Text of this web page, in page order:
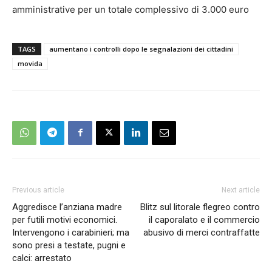
amministrative per un totale complessivo di 3.000 euro
TAGS
aumentano i controlli dopo le segnalazioni dei cittadini
movida
Previous article
Aggredisce l’anziana madre
per futili motivi economici.
Intervengono i carabinieri; ma
sono presi a testate, pugni e
calci: arrestato
Next article
Blitz sul litorale flegreo contro
il caporalato e il commercio
abusivo di merci contraffatte